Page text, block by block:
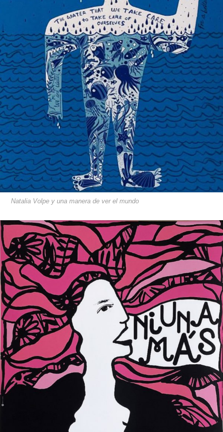
Natalia Volpe y una manera de ver el mundo